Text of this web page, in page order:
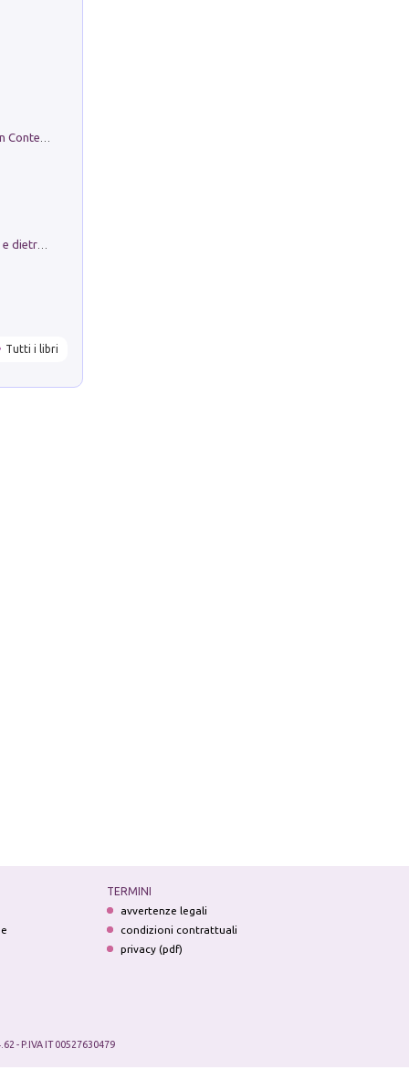
in alto! Livello A1. Con CD-Audio. Con Contenuto digitale per accesso on line
Tutti i libri
TERMINI
avvertenze legali
condizioni contrattuali
privacy (pdf)
- P.IVA IT 00527630479